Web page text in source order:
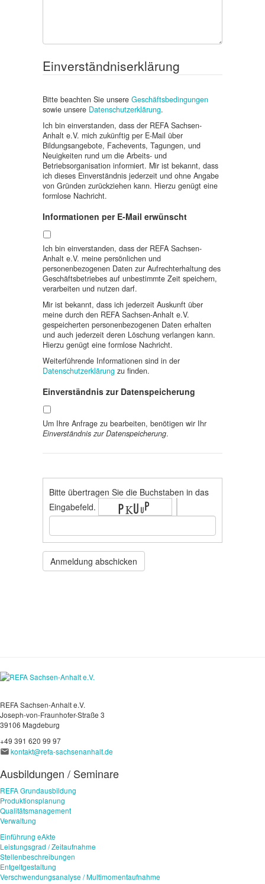
Einverständniserklärung
Bitte beachten Sie unsere Geschäftsbedingungen
sowie unsere Datenschutzerklärung.
Ich bin einverstanden, dass der REFA Sachsen-
Anhalt e.V. mich zukünftig per E-Mail über
Bildungsangebote, Fachevents, Tagungen, und
Neuigkeiten rund um die Arbeits- und
Betriebsorganisation informiert. Mir ist bekannt, dass
ich dieses Einverständnis jederzeit und ohne Angabe
von Gründen zurückziehen kann. Hierzu genügt eine
formlose Nachricht.
Informationen per E-Mail erwünscht
Ich bin einverstanden, dass der REFA Sachsen-
Anhalt e.V. meine persönlichen und
personenbezogenen Daten zur Aufrechterhaltung des
Geschäftsbetriebes auf unbestimmte Zeit speichern,
verarbeiten und nutzen darf.
Mir ist bekannt, dass ich jederzeit Auskunft über
meine durch den REFA Sachsen-Anhalt e.V.
gespeicherten personenbezogenen Daten erhalten
und auch jederzeit deren Löschung verlangen kann.
Hierzu genügt eine formlose Nachricht.
Weiterführende Informationen sind in der
Datenschutzerklärungzu finden.
Einverständnis zur Datenspeicherung
Um Ihre Anfrage zu bearbeiten, benötigen wir Ihr
Einverständnis zur Datenspeicherung.
Bitte übertragen Sie die Buchstaben in das
Eingabefeld.
Anmeldung abschicken
REFA Sachsen-Anhalt e.V.
Joseph-von-Fraunhofer-Straße 3
39106 Magdeburg
+49 391 620 99 97
kontakt@refa-sachsenanhalt.de
Ausbildungen / Seminare
REFA Grundausbildung
Produktionsplanung
Qualitätsmanagement
Verwaltung
Einführung eAkte
Leistungsgrad / Zeitaufnahme
Stellenbeschreibungen
Entgeltgestaltung
Verschwendungsanalyse / Multimomentaufnahme